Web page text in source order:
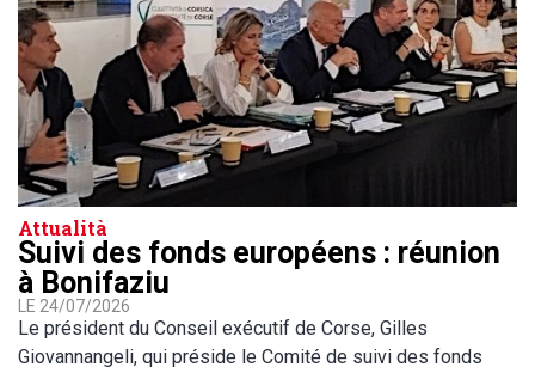
Attualità
Suivi des fonds européens : réunion
à Bonifaziu
LE 24/07/2026
Le président du Conseil exécutif de Corse, Gilles
Giovannangeli, qui préside le Comité de suivi des fonds